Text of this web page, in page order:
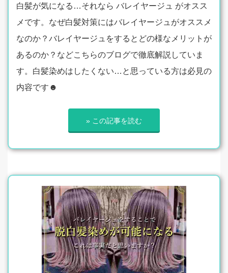
白髪が気になる…それなら バレイヤージュ がオスス
メです。なぜ白髪対策にはバレイヤージュがオススメ
なのか？バレイヤージュをするとどの様なメリットが
あるのか？などこちらのブログで徹底解説していま
す。白髪染めはしたくない…と思っている方は必見の
内容です☻
» この記事を読む